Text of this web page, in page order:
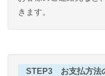
きます。
STEP3 お支払方法